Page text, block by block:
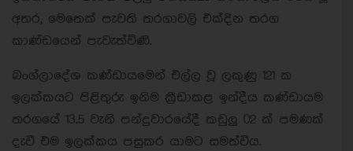
අතර, මෙතෙක් පැවති තරගාවලි එක්දින තරග
කාණ්ඩයෙන් පැවැත්විණි.
බංග්ලාදේශ කණ්ඩායමෙන් එල්ල වූ ලකුණු 121 ක
ඉලක්කයට පිළිතුරු ඉනිම ක්‍රීඩාකළ ඉන්දීය කණ්ඩායම
තරගයේ 13.5 වැනි පන්දුවාරයේදී කඩුලු 02 ක් පමණක්
දැවී එම ඉලක්කය පසුකර යාමට සමත්විය.